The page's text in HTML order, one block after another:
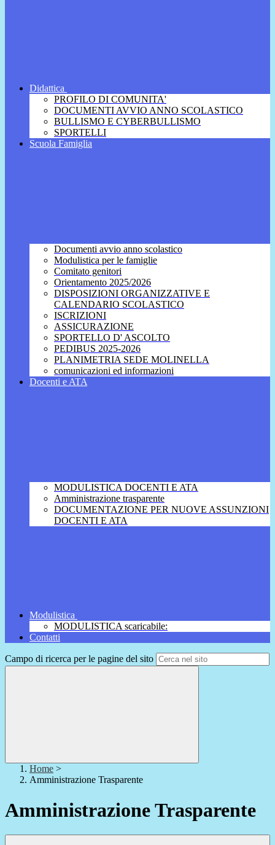
Didattica
PROFILO DI COMUNITA'
DOCUMENTI AVVIO ANNO SCOLASTICO
BULLISMO E CYBERBULLISMO
SPORTELLI
Scuola Famiglia
Documenti avvio anno scolastico
Modulistica per le famiglie
Comitato genitori
Orientamento 2025/2026
DISPOSIZIONI ORGANIZZATIVE E
CALENDARIO SCOLASTICO
ISCRIZIONI
ASSICURAZIONE
SPORTELLO D' ASCOLTO
PEDIBUS 2025-2026
PLANIMETRIA SEDE MOLINELLA
comunicazioni ed informazioni
Docenti e ATA
MODULISTICA DOCENTI E ATA
Amministrazione trasparente
DOCUMENTAZIONE PER NUOVE ASSUNZIONI
DOCENTI E ATA
Modulistica
MODULISTICA scaricabile:
Contatti
Campo di ricerca per le pagine del sito
Home >
Amministrazione Trasparente
Amministrazione Trasparente